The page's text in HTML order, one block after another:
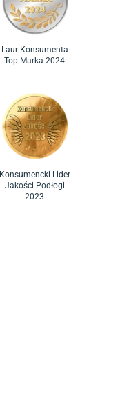
Laur Konsumenta
Top Marka 2024
Konsumencki Lider
Jakości Podłogi
2023